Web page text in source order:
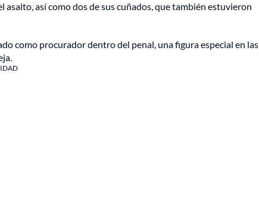
así como dos de sus cuñados, que también estuvieron
como procurador dentro del penal, una figura especial en las